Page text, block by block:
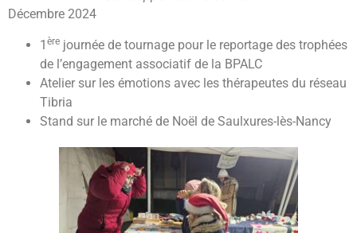
Décembre 2024
1 ère journée de tournage pour le reportage des trophées
de l’engagement associatif de la BPALC
Atelier sur les émotions avec les thérapeutes du réseau
Tibria
Stand sur le marché de Noël de Saulxures-lès-Nancy